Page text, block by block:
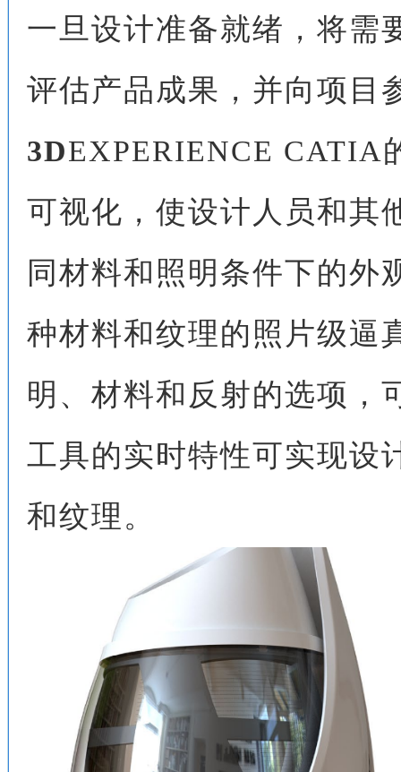
一旦设计准备就绪，将需
评估产品成果，并向项目
3DEXPERIENCE CATIA
可视化，使设计人员和其
同材料和照明条件下的外
种材料和纹理的照片级逼
明、材料和反射的选项，
工具的实时特性可实现设
和纹理。